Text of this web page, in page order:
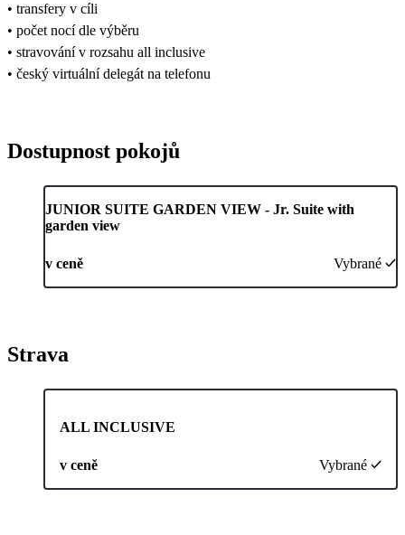
• transfery v cíli
• počet nocí dle výběru
• stravování v rozsahu all inclusive
• český virtuální delegát na telefonu
Dostupnost pokojů
JUNIOR SUITE GARDEN VIEW - Jr. Suite with
garden view
v ceně Vybrané
Strava
ALL INCLUSIVE
v ceně Vybrané